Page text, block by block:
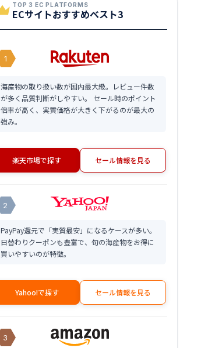
TOP 3 EC PLATFORMS
ECサイトおすすめベスト3
1
海産物の取り扱い数が国内最大級。レビュー件数
が多く品質判断がしやすい。 セール時のポイント
倍率が高く、実質価格が大きく下がるのが最大の
強み。
楽天市場で探す セール情報を見る
2
PayPay還元で「実質最安」になるケースが多い。
日替わりクーポンも豊富で、旬の海産物をお得に
買いやすいのが特徴。
Yahoo!で探す セール情報を見る
3